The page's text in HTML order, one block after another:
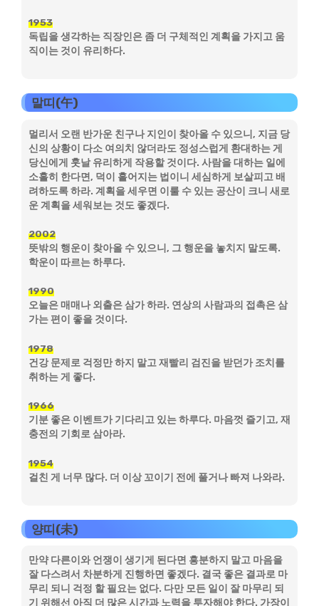
1953
독립을 생각하는 직장인은 좀 더 구체적인 계획을 가지고 움
직이는 것이 유리하다.
말띠(午)
멀리서 오랜 반가운 친구나 지인이 찾아올 수 있으니, 지금 당
신의 상황이 다소 여의치 않더라도 정성스럽게 환대하는 게
당신에게 훗날 유리하게 작용할 것이다. 사람을 대하는 일에
소홀히 한다면, 덕이 흩어지는 법이니 세심하게 보살피고 배
려하도록 하라. 계획을 세우면 이룰 수 있는 공산이 크니 새로
운 계획을 세워보는 것도 좋겠다.
2002
뜻밖의 행운이 찾아올 수 있으니, 그 행운을 놓치지 말도록.
학운이 따르는 하루다.
1990
오늘은 매매나 외출은 삼가 하라. 연상의 사람과의 접촉은 삼
가는 편이 좋을 것이다.
1978
건강 문제로 걱정만 하지 말고 재빨리 검진을 받던가 조치를
취하는 게 좋다.
1966
기분 좋은 이벤트가 기다리고 있는 하루다. 마음껏 즐기고, 재
충전의 기회로 삼아라.
1954
걸친 게 너무 많다. 더 이상 꼬이기 전에 풀거나 빠져 나와라.
양띠(未)
만약 다른이와 언쟁이 생기게 된다면 흥분하지 말고 마음을
잘 다스려서 차분하게 진행하면 좋겠다. 결국 좋은 결과로 마
무리 되니 걱정 할 필요는 없다. 다만 모든 일이 잘 마무리 되
기 위해선 아직 더 많은 시간과 노력을 투자해야 한다. 가장이